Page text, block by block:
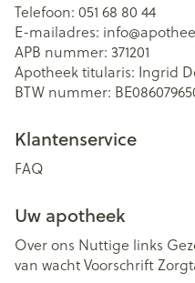
Telefoon: 051 68 80 44
E-mailadres: info@
APB nummer: 371201
Apotheek titularis: Ingrid
BTW nummer:
Klantenservice
FAQ
Uw apotheek
Over ons Nuttige links
van wachtVoorschrift